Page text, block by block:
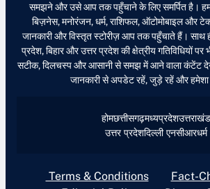
समझने और उसे आप तक पहुँचाने के लिए समर्पित है। हम
बिज़नेस, मनोरंजन, धर्म, राशिफल, ऑटोमोबाइल और
जानकारी और विस्तृत स्टोरीज़ आप तक पहुँचाते हैं। साथ
प्रदेश, बिहार और उत्तर प्रदेश की क्षेत्रीय गतिविधियों पर
सटीक, दिलचस्प और आसानी से समझ में आने वाला कंटेंट
जानकारी से अपडेट रहें, जुड़े रहें और
होमछत्तीसगढ़मध्यप्रदेशउत्तराखंड
उत्तर प्रदेशदिल्ली एनसीआरधर्म
Terms & Conditions
Fact-